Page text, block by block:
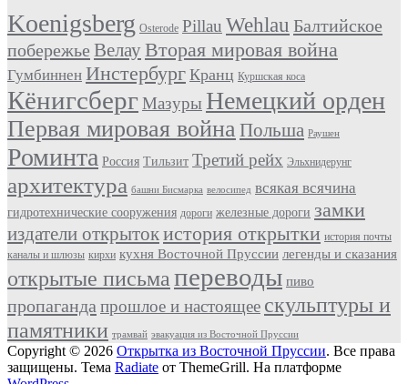
счастья
и
радости
в
Koenigsberg Osterode Pillau Wehlau Балтийское
побережье ВелауВторая мировая война
Гумбиннен Инстербург Кранц Куршская коса
Кёнигсберг Мазуры Немецкий орден
Первая мировая война Польша Раушен
Роминта Россия Тильзит Третий рейх Эльхнидерунг
архитектура башни Бисмарка велосипед всякая всячина
гидротехнические сооружения дороги железные дороги замки
издатели открытокистория открытки история почты
каналы и шлюзы кирхи кухня Восточной Пруссии легенды и сказания
открытые письма переводы пиво
пропаганда прошлое и настоящее скульптуры и
памятники трамвай эвакуация из Восточной Пруссии
Copyright © 2026 Открытка из Восточной Пруссии. Все права
защищены. Тема Radiate от ThemeGrill. На платформе